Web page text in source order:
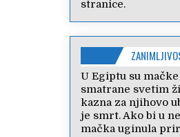
stranice.
U Egiptu su
smatrane svetim
kazna za njihovo
je smrt. Ako bi u
mačka uginula